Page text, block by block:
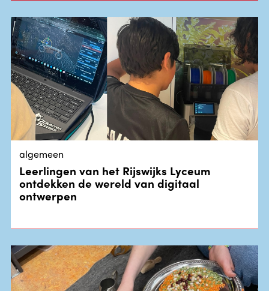
algemeen
Leerlingen van het Rijswijks Lyceum
ontdekken de wereld van digitaal
ontwerpen